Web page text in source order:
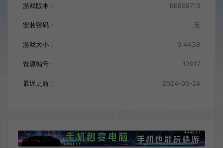
游戏版本： B6898713
安装密码： 无
游戏大小： 0.44GB
资源编号： 13917
最近更新： 2024-06-24